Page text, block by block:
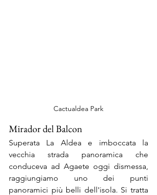
Cactualdea Park
Mirador del Balcon
Superata La Aldea e imboccata la
vecchia strada panoramica che
conduceva ad Agaete oggi dismessa,
raggiungiamo uno dei punti
panoramici più belli dell'isola. Si tratta